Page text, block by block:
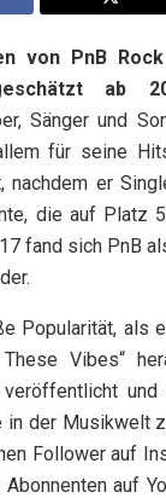
von PnB
ab
Sänger und
für seine
nachdem er
die auf Platz
fand sich PnB
Popularität, als
Vibes“
in der Musikwelt
Follower auf
auf